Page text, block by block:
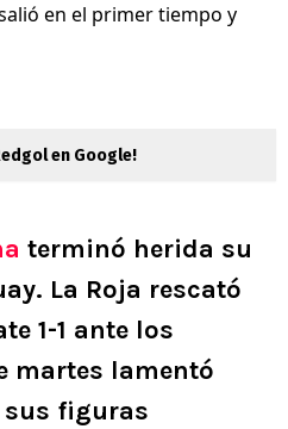
en el primer tiempo y
en Google!
terminó herida su
La Roja rescató
1-1 ante los
martes lamentó
sus figuras